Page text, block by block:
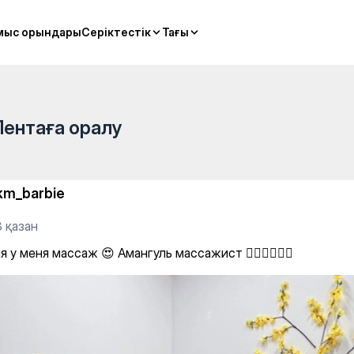
орындарыСеріктестік Тағы
орындарыСеріктестік Тағы
массажист 👍🏻👍🏻👍🏻
оралу
қазан
у меня массаж 😍 Амангуль массажист 👍🏻👍🏻👍🏻